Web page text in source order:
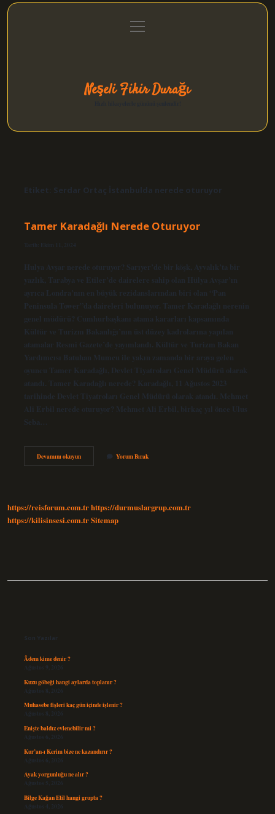
Gizlilik Politikası
menüyü
aç
Neşeli Fikir Durağı
Etiket: Serdar Ortaç İstanbulda nerede oturuyor
Tamer Karadağlı Nerede Oturuyor
Tarih: Ekim 11, 2024
Hulya Avşar nerede oturuyor? Sarıyer’de bir köşk, Ayvalık’ta bir
yazlık, Tarabya ve Etiler’de dairelere sahip olan Hülya Avşar’ın
ayrıca Londra’nın en büyük rezidanslarından biri olan “Pan
Peninsula Tower”da daireleri bulunuyor. Tamer Karadağlı nerenin
genel müdürü? Cumhurbaşkanı atama kararları kapsamında
Kültür ve Turizm Bakanlığı’nın üst düzey kadrolarına yapılan
atamalar Resmi Gazete’de yayımlandı. Kültür ve Turizm Bakan
Yardımcısı Batuhan Mumcu ile yakın zamanda bir araya gelen
oyuncu Tamer Karadağlı, Devlet Tiyatroları Genel Müdürü olarak
atandı. Tamer Karadağlı nerede? Karadağlı, 11 Ağustos 2023
tarihinde Devlet Tiyatroları Genel Müdürü olarak atandı. Mehmet
Ali Erbil nerede oturuyor? Mehmet Ali Erbil, birkaç yıl önce Ulus
Seba…
Devamını okuyunTamer
Karadağlı
Yorum Bırak
https://reisforum.com.trhttps://durmuslargrup.com.tr
https://kilisinsesi.com.trSitemap
Son Yazılar
Âdem kime denir ?
Ağustos 9, 2026
Kuzu göbeği hangi aylarda toplanır ?
Ağustos 8, 2026
Muhasebe fişleri kaç gün içinde işlenir ?
Ağustos 8, 2026
Enişte baldız evlenebilir mi ?
Ağustos 6, 2026
Kur’an-ı Kerim bize ne kazandırır ?
Ağustos 6, 2026
Ayak yorgunluğu ne alır ?
Ağustos 5, 2026
Bilge Kağan Etil hangi grupta ?
Ağustos 4, 2026